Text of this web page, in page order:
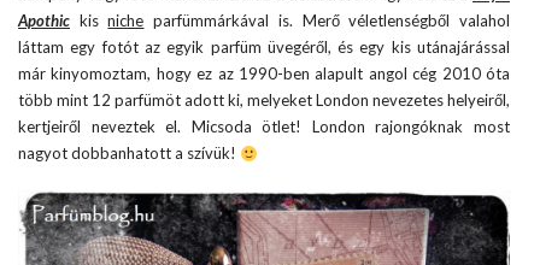
Apothic kisniche parfümmárkával is. Merő véletlenségből valahol
láttam egy fotót az egyik parfüm üvegéről, és egy kis utánajárással
már kinyomoztam, hogy ez az 1990-ben alapult angol cég 2010 óta
több mint 12 parfümöt adott ki, melyeket London nevezetes helyeiről,
kertjeiről neveztek el. Micsoda ötlet! London rajongóknak most
nagyot dobbanhatott a szívük!